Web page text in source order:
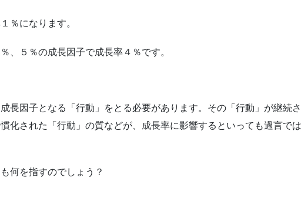
％になります。
、５％の成長因子で成長率４％です。
長因子となる「行動」をとる必要があります。その「行動」が継続さ
化された「行動」の質などが、成長率に影響するといっても過言では
何を指すのでしょう？